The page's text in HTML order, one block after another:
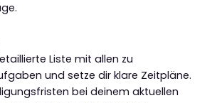
Liste mit allen zu
und setze dir klare Zeitpläne.
bei deinem aktuellen